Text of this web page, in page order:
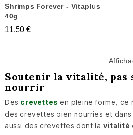
Shrimps Forever - Vitaplus
40g
11,50 €
Soutenir la vitalité, pas
nourrir
Des crevettes en pleine forme, ce
des crevettes bien nourries et
aussi des crevettes dont la vitalité